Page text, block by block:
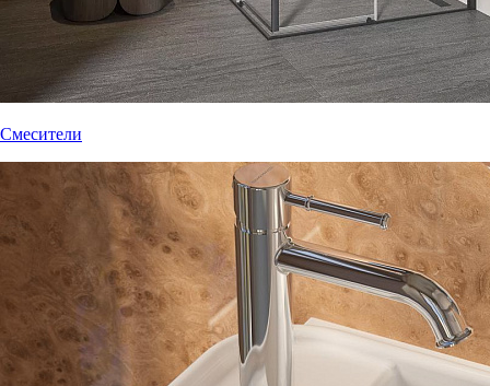
Смесители